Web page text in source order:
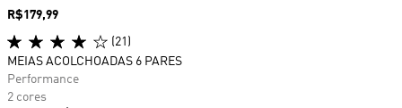
Preço
R$179,99
(21)
MEIAS ACOLCHOADAS 6 PARES
Performance
2 cores